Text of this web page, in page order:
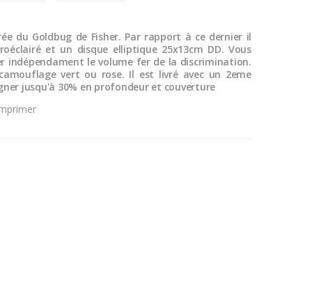
du Goldbug de Fisher. Par rapport à ce dernier il
et un disque elliptique 25x13cm DD. Vous
indépendament le volume fer de la discrimination.
vert ou rose. Il est livré avec un 2eme
jusqu'à 30% en profondeur et couverture